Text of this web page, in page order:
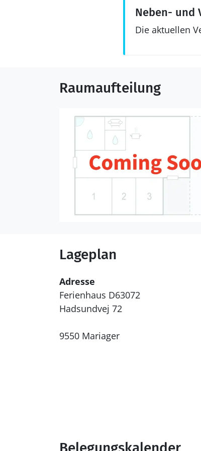
Neben- und
Die aktuellen
Raumaufteilung
Lageplan
Adresse
Ferienhaus D63072
Hadsundvej 72
9550 Mariager